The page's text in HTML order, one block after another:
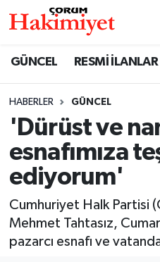
GÜNCEL RESMİ İLANLAR
HABERLER GÜNCEL
'Dürüst ve
esnafımıza
ediyorum'
Cumhuriyet Halk Partisi
Mehmet Tahtasız,
pazarcı esnafı ve
SAĞLIK
ASAYİŞ
EKONOMİ
Nöbetçi Eczaneler
Çorum Namaz
Trafik Durumu
Süper Lig Puan
Tüm Manşetler